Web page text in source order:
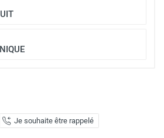
Je souhaite être rappelé